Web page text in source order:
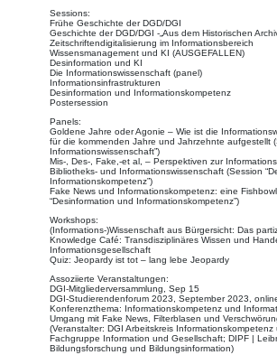
Sessions:
Frühe Geschichte der DGD/DGI
Geschichte der DGD/DGI -„Aus dem Historischen
Zeitschriftendigitalisierung im Informationsbereich
Wissensmanagement und KI (AUSGEFALLEN)
Desinformation und KI
Die Informationswissenschaft (panel)
Informationsinfrastrukturen
Desinformation und Informationskompetenz
Postersession
Panels:
Goldene Jahre oder Agonie – Wie ist die
für die kommenden Jahre und Jahrzehnte aufgestellt
Informationswissenschaft”)
Mis-, Des-, Fake,-et al, – Perspektiven zur
Bibliotheks- und Informationswissenschaft (Session
Informationskompetenz”)
Fake News und Informationskompetenz: eine
“Desinformation und Informationskompetenz”)
Workshops:
(Informations-)Wissenschaft aus Bürgersicht: Das
Knowledge Café: Transdisziplinäres Wissen und
Informationsgesellschaft
Quiz: Jeopardy ist tot – lang lebe Jeopardy
Assoziierte Veranstaltungen:
DGI-Mitgliederversammlung, Sep 15
DGI-Studierendenforum 2023, September 2023,
Konferenzthema: Informationskompetenz und
Umgang mit Fake News, Filterblasen und
(Veranstalter: DGI Arbeitskreis
Fachgruppe Information und Gesellschaft; DIPF |
Bildungsforschung und Bildungsinformation)